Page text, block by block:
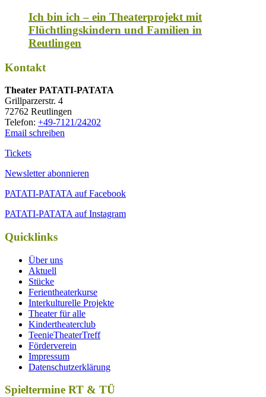
Ich bin ich – ein Theaterprojekt mit
Flüchtlingskindern und Familien in
Reutlingen
Kontakt
Thea­ter PATATI-PATATA
Grill­par­zer­str. 4
72762 Reutlingen
Tele­fon: +49-7121/24202
Email schreiben
Tickets
Newsletter abonnieren
PATATI-PATATA auf Facebook
PATATI-PATATA auf Instagram
Quicklinks
Über uns
Aktuell
Stücke
Ferientheaterkurse
Interkulturelle Projekte
Theater für alle
Kindertheaterclub
TeenieTheaterTreff
Förderverein
Impressum
Datenschutzerklärung
Spieltermine RT & TÜ